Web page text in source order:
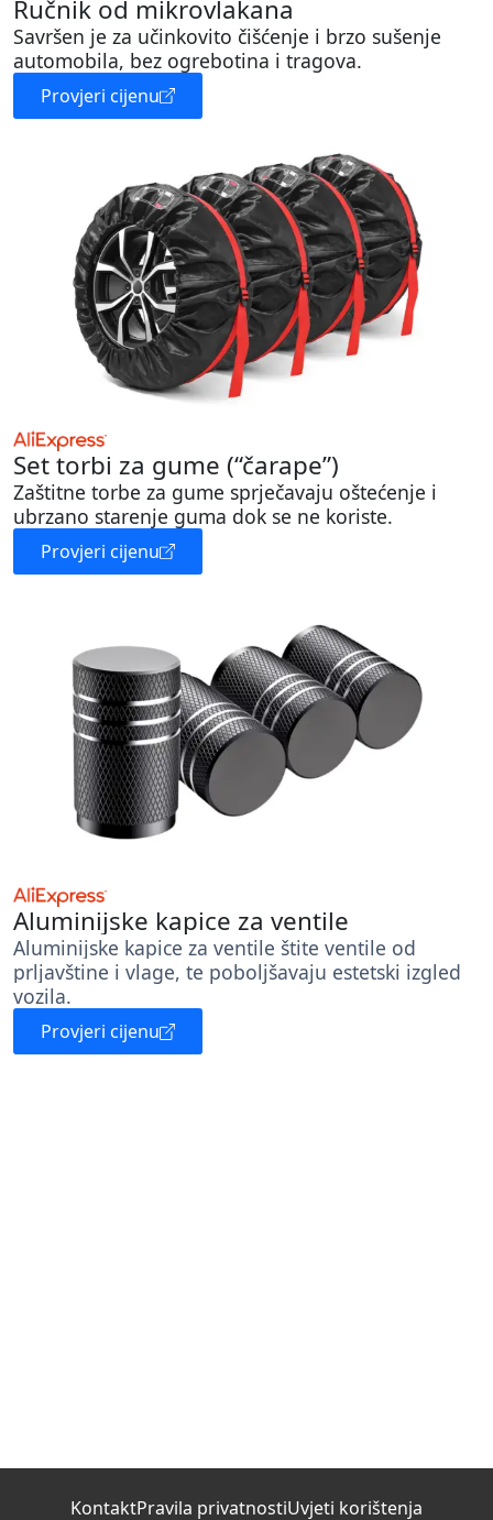
Ručnik od mikrovlakana
Savršen je za učinkovito čišćenje i brzo sušenje
automobila, bez ogrebotina i tragova.
Provjeri cijenu
Set torbi za gume (“čarape”)
Zaštitne torbe za gume sprječavaju oštećenje i
ubrzano starenje guma dok se ne koriste.
Provjeri cijenu
Aluminijske kapice za ventile
Aluminijske kapice za ventile štite ventile od
prljavštine i vlage, te poboljšavaju estetski izgled
vozila.
Provjeri cijenu
KontaktPravila privatnostiUvjeti korištenja